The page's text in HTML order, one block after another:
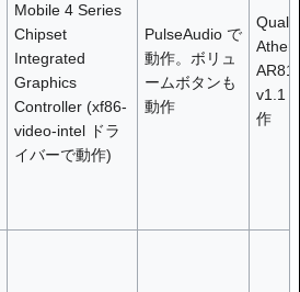
Mobile 4 Series
Chipset
Integrated
Graphics
Controller (xf86-
video-intel ドラ
イバーで動作)
PulseAudio で
動作。ボリュ
ームボタンも
動作
v1.1
作